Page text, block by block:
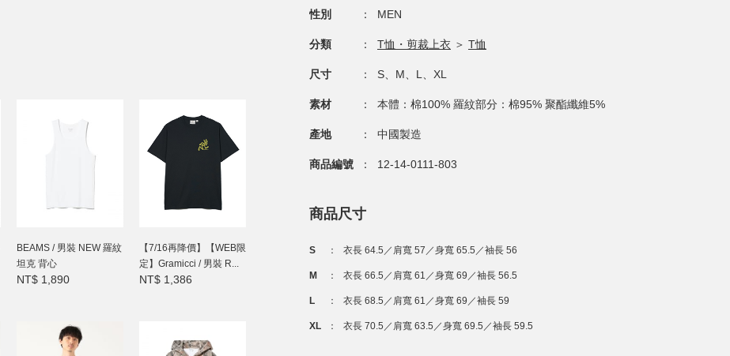
BEAMS / 男裝 NEW 羅紋
坦克 背心
NT$ 1,890
【7/16再降價】【WEB限
定】Gramicci / 男裝 R...
NT$ 1,386
性別 ： MEN
分類 ： T恤・剪裁上衣 ＞ T恤
尺寸 ： S、M、L、XL
素材 ： 本體：棉100% 羅紋部分：棉95% 聚酯纖維5%
產地 ： 中國製造
商品編號 ： 12-14-0111-803
商品尺寸
S ： 衣長 64.5／肩寬 57／身寬 65.5／袖長 56
M ： 衣長 66.5／肩寬 61／身寬 69／袖長 56.5
L ： 衣長 68.5／肩寬 61／身寬 69／袖長 59
XL ： 衣長 70.5／肩寬 63.5／身寬 69.5／袖長 59.5